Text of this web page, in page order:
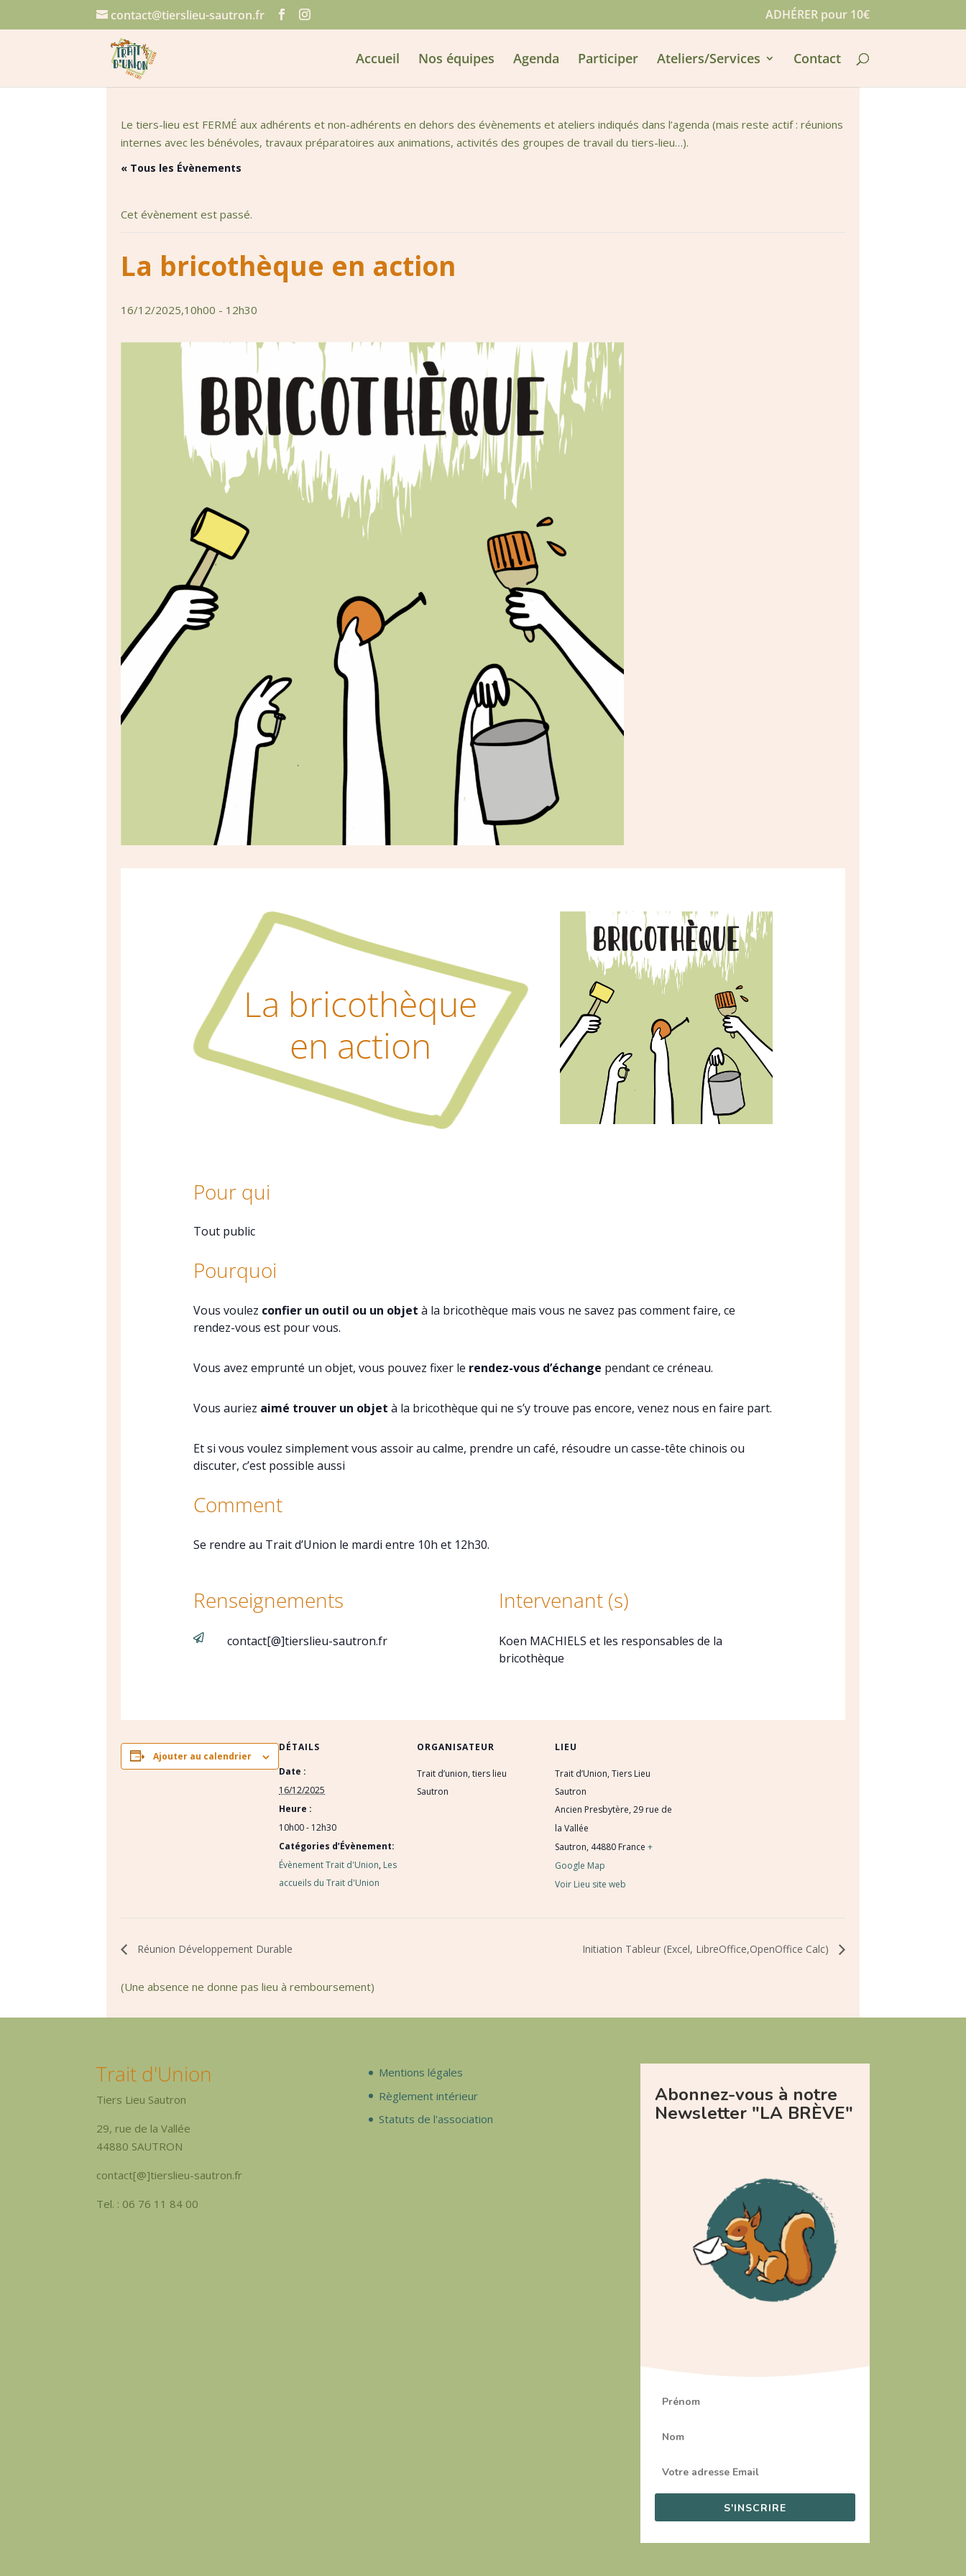
contact@tierslieu-sautron.fr ADHÉRER pour 10€
Accueil Nos équipes Agenda Participer Ateliers/Services Contact
Le tiers-lieu est FERMÉ aux adhérents et non-adhérents en dehors des évènements et ateliers indiqués dans l’agenda (mais reste actif : réunions
internes avec les bénévoles, travaux préparatoires aux animations, activités des groupes de travail du tiers-lieu…).
« Tous les Évènements
Cet évènement est passé.
La bricothèque en action
16/12/2025,10h00 - 12h30
La bricothèque
en action
Pour qui
Tout public
Pourquoi
Vous voulez confier un outil ou un objet à la bricothèque mais vous ne savez pas comment faire, ce
rendez-vous est pour vous.
Vous avez emprunté un objet, vous pouvez fixer le rendez-vous d’échange pendant ce créneau.
Vous auriez aimé trouver un objet à la bricothèque qui ne s’y trouve pas encore, venez nous en faire part.
Et si vous voulez simplement vous assoir au calme, prendre un café, résoudre un casse-tête chinois ou
discuter, c’est possible aussi
Comment
Se rendre au Trait d’Union le mardi entre 10h et 12h30.
Renseignements
 contact[@]tierslieu-sautron.fr
Intervenant (s)
Koen MACHIELS et les responsables de la
bricothèque
Ajouter au calendrier
DÉTAILS
Date :
16/12/2025
Heure :
10h00 - 12h30
Catégories d’Évènement:
Évènement Trait d'Union, Les
accueils du Trait d'Union
ORGANISATEUR
Trait d’union, tiers lieu
Sautron
LIEU
Trait d’Union, Tiers Lieu
Sautron
Ancien Presbytère, 29 rue de
la Vallée
Sautron, 44880 France +
Google Map
Voir Lieu site web
Réunion Développement Durable Initiation Tableur (Excel, LibreOffice,OpenOffice Calc)
(Une absence ne donne pas lieu à remboursement)
Trait d'Union
Tiers Lieu Sautron
29, rue de la Vallée
44880 SAUTRON
contact[@]tierslieu-sautron.fr
Tel. : 06 76 11 84 00
Mentions légales
Règlement intérieur
Statuts de l'association
Abonnez-vous à notre
Newsletter "LA BRÈVE"
S'INSCRIRE